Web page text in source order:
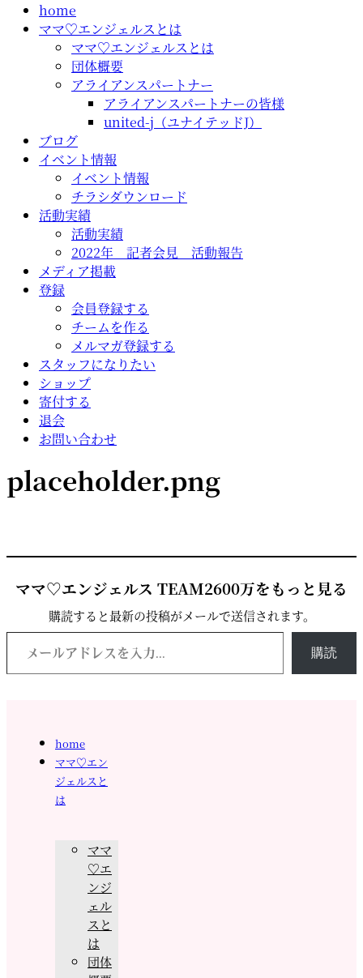
home
ママ♡エンジェルスとは
ママ♡エンジェルスとは
団体概要
アライアンスパートナー
アライアンスパートナーの皆様
united-j（ユナイテッドJ）
ブログ
イベント情報
イベント情報
チラシダウンロード
活動実績
活動実績
2022年 記者会見 活動報告
メディア掲載
登録
会員登録する
チームを作る
メルマガ登録する
スタッフになりたい
ショップ
寄付する
退会
お問い合わせ
placeholder.png
ママ♡エンジェルス TEAM2600万をもっと見る
購読すると最新の投稿がメールで送信されます。
メールアドレスを入力...
購読
home
ママ♡エン
ジェルスと
は
ママ
♡エ
ンジ
ェル
スと
は
団体